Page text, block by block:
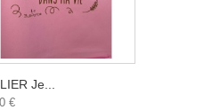
Je...
€